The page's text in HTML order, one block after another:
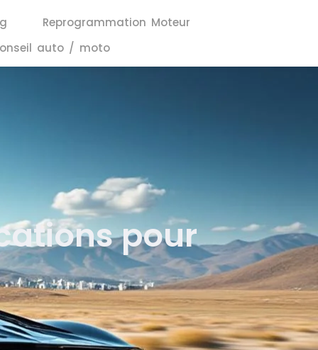
Reprogrammation Moteur
auto / moto
pour